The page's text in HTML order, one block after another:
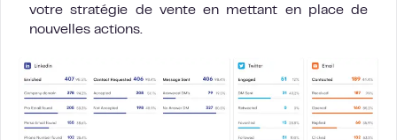
votre stratégie de vente en mettant en place de
nouvelles actions.